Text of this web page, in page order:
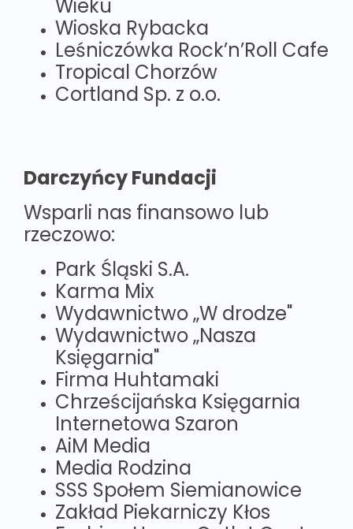
Wieku
Wioska Rybacka
Leśniczówka Rock’n’Roll Cafe
Tropical Chorzów
Cortland Sp. z o.o.
Darczyńcy Fundacji
Wsparli nas finansowo lub
rzeczowo:
Park Śląski S.A.
Karma Mix
Wydawnictwo „W drodze"
Wydawnictwo „Nasza
Księgarnia"
Firma Huhtamaki
Chrześcijańska Księgarnia
Internetowa Szaron
AiM Media
Media Rodzina
SSS Społem Siemianowice
Zakład Piekarniczy Kłos